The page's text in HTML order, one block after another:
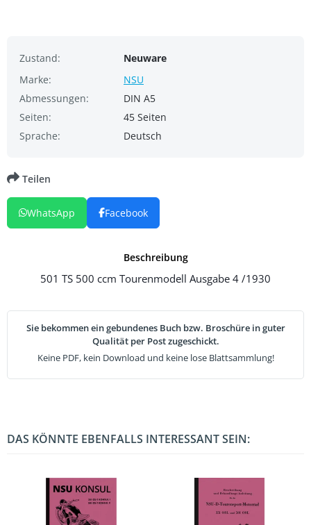
Zustand:
Neuware
Marke:
NSU
Abmessungen:
DIN A5
Seiten:
45 Seiten
Sprache:
Deutsch
Beschreibung
501 TS 500 ccm Tourenmodell Ausgabe 4 /1930
Sie bekommen ein gebundenes Buch bzw. Broschüre in guter
Qualität per Post zugeschickt.
Keine PDF, kein Download und keine lose Blattsammlung!
Teilen
WhatsApp Facebook
DAS KÖNNTE EBENFALLS INTERESSANT SEIN: